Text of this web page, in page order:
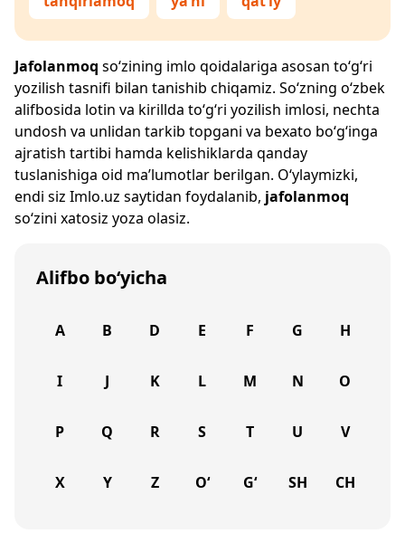
Jafolanmoq so‘zining imlo qoidalariga asosan to‘g‘ri
yozilish tasnifi bilan tanishib chiqamiz. So‘zning o‘zbek
alifbosida lotin va kirillda to‘g‘ri yozilish imlosi, nechta
undosh va unlidan tarkib topgani va bexato bo‘g‘inga
ajratish tartibi hamda kelishiklarda qanday
tuslanishiga oid ma’lumotlar berilgan. O‘ylaymizki,
endi siz Imlo.uz saytidan foydalanib, jafolanmoq
so‘zini xatosiz yoza olasiz.
Alifbo bo‘yicha
A B D E F G H
I J K L M N O
P Q R S T U V
X Y Z O‘ G‘ SH CH